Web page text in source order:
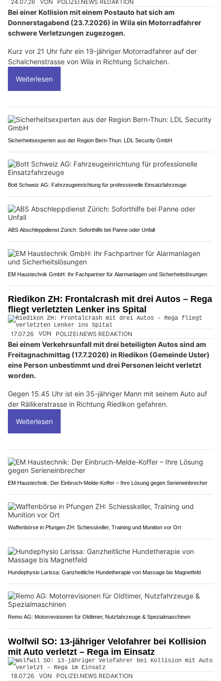
24.07.26 VON POLIZEI.NEWS REDAKTION
Bei einer Kollision mit einem Postauto hat sich am
Donnerstagabend (23.7.2026) in Wila ein Motorradfahrer
schwere Verletzungen zugezogen.
Kurz vor 21 Uhr fuhr ein 19-jähriger Motorradfahrer auf der
Schalchenstrasse von Wila in Richtung Schalchen.
Weiterlesen
Sicherheitsexperten aus der Region Bern-Thun: LDL Security GmbH
Bott Schweiz AG: Fahrzeugeinrichtung für professionelle Einsatzfahrzeuge
ABS Abschleppdienst Zürich: Soforthilfe bei Panne oder Unfall
EM Haustechnik GmbH: Ihr Fachpartner für Alarmanlagen und Sicherheitslösungen
Riedikon ZH: Frontalcrash mit drei Autos – Rega
fliegt verletzten Lenker ins Spital
17.07.26 VON POLIZEI.NEWS REDAKTION
Bei einem Verkehrsunfall mit drei beteiligten Autos sind am
Freitagnachmittag (17.7.2026) in Riedikon (Gemeinde Uster)
eine Person unbestimmt und drei Personen leicht verletzt
worden.
Gegen 15.45 Uhr ist ein 35-jähriger Mann mit seinem Auto auf
der Rällikerstrasse in Richtung Riedikon gefahren.
Weiterlesen
EM Haustechnik: Der Einbruch-Melde-Koffer – Ihre Lösung gegen Serieneinbrecher
Waffenbörse in Pfungen ZH: Schiesskeller, Training und Munition vor Ort
Hundephysio Larissa: Ganzheitliche Hundetherapie von Massage bis Magnetfeld
Remo AG: Motorrevisionen für Oldtimer, Nutzfahrzeuge & Spezialmaschinen
Wolfwil SO: 13-jähriger Velofahrer bei Kollision
mit Auto verletzt – Rega im Einsatz
18.07.26 VON POLIZEI.NEWS REDAKTION